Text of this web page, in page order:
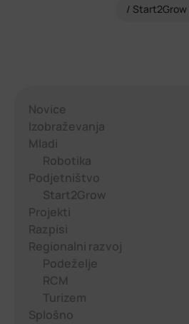
Start2Grow
Novice
Izobraževanja
Mladi
Robotika
Podjetništvo
Start2Grow
Projekti
Razpisi
Regionalni razvoj
Podeželje
RCM
Turizem
Splošno